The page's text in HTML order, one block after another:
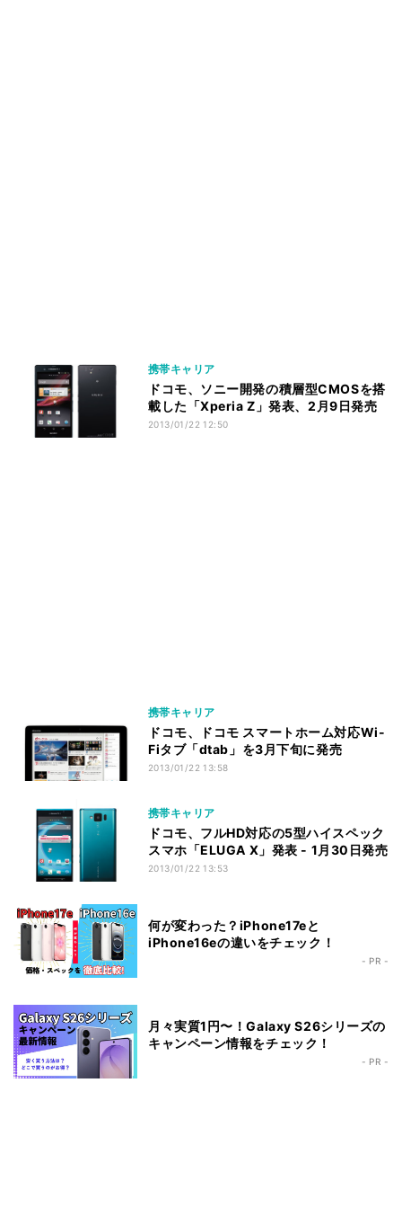
携帯キャリア
ドコモ、ソニー開発の積層型CMOSを搭
載した「Xperia Z」発表、2月9日発売
2013/01/22 12:50
携帯キャリア
ドコモ、ドコモ スマートホーム対応Wi-
Fiタブ「dtab」を3月下旬に発売
2013/01/22 13:58
携帯キャリア
ドコモ、フルHD対応の5型ハイスペック
スマホ「ELUGA X」発表 - 1月30日発売
2013/01/22 13:53
何が変わった？iPhone17eと
iPhone16eの違いをチェック！
- PR -
月々実質1円〜！Galaxy S26シリーズの
キャンペーン情報をチェック！
- PR -